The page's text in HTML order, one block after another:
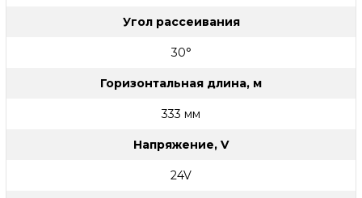
Угол рассеивания
30°
Горизонтальная длина, м
333 мм
Напряжение, V
24V